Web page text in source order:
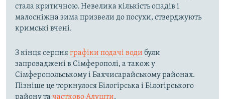
стала критичною. Невелика кількість опадів і
малосніжна зима призвели до посухи, стверджують
кримські вчені.
З кінця серпняграфіки подачі води були
запроваджені в Сімферополі, а також у
Сімферопольському і Бахчисарайському районах.
Пізніше це торкнулося Білогірська і Білогірського
району та частково Алушти.